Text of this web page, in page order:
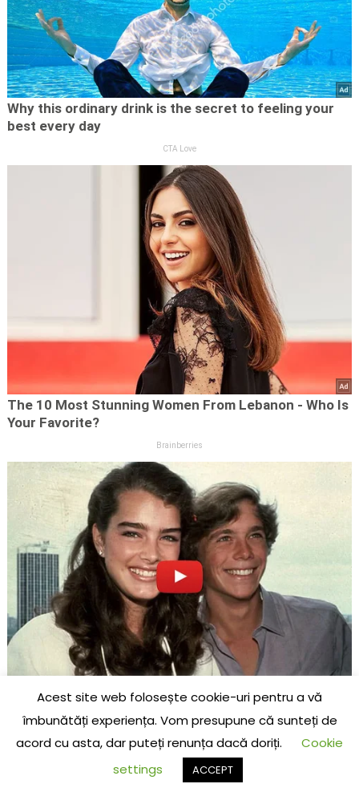
Acest site web folosește cookie-uri pentru a vă
îmbunătăți experiența. Vom presupune că sunteți de
acord cu asta, dar puteți renunța dacă doriți.
Cookie
settings
ACCEPT